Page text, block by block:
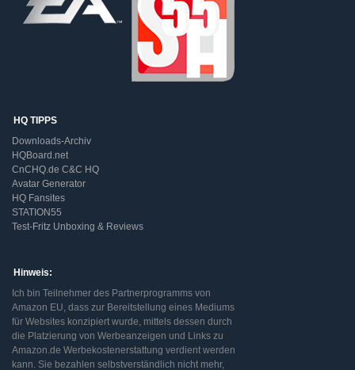
HQ TIPPS
Downloads-Archiv
HQBoard.net
CnCHQ.de C&C HQ
Avatar Generator
HQ Fansites
STATION55
Test-Fritz Unboxing & Reviews
Hinweis:
Ich bin Teilnehmer des Partnerprogramms von
Amazon EU, dass zur Bereitstellung eines Mediums
für Websites konzipiert wurde, mittels dessen durch
die Platzierung von Werbeanzeigen und Links zu
Amazon.de Werbekostenerstattung verdient werden
kann. Sie bezahlen selbstverständlich nicht mehr,